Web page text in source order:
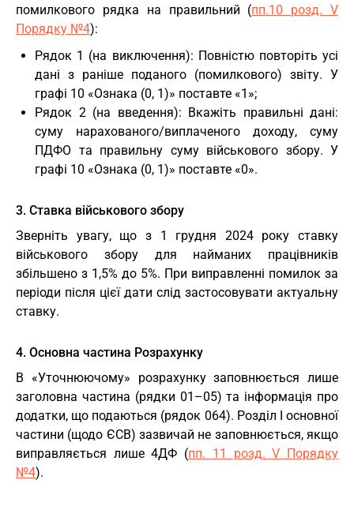
помилкового рядка на правильний (пп.10 розд. V
Порядку №4):
Рядок 1 (на виключення): Повністю повторіть усі
дані з раніше поданого (помилкового) звіту. У
графі 10 «Ознака (0, 1)» поставте «1»;
Рядок 2 (на введення): Вкажіть правильні дані:
суму нарахованого/виплаченого доходу, суму
ПДФО та правильну суму військового збору. У
графі 10 «Ознака (0, 1)» поставте «0».
3. Ставка військового збору
Зверніть увагу, що з 1 грудня 2024 року ставку
військового збору для найманих працівників
збільшено з 1,5% до 5%. При виправленні помилок за
періоди після цієї дати слід застосовувати актуальну
ставку.
4. Основна частина Розрахунку
В «Уточнюючому» розрахунку заповнюється лише
заголовна частина (рядки 01–05) та інформація про
додатки, що подаються (рядок 064). Розділ І основної
частини (щодо ЄСВ) зазвичай не заповнюється, якщо
виправляється лише 4ДФ (пп. 11 розд. V Порядку
№4).